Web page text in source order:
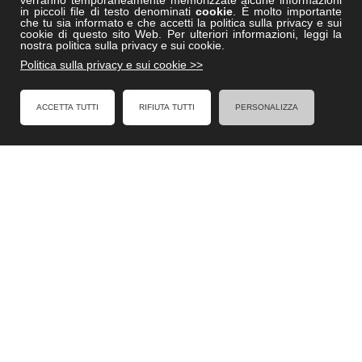
Vitruviocenter.it
Villedisicilia.it
FACEBOOK
Formel - Al Servizio degli Enti Locali
Cookies Policy
in piccoli file di testo denominaticookie . È molto importante
che tu sia informato e che accetti la politica sulla privacy e sui
cookie di questo sito Web. Per ulteriori informazioni, leggi la
nostra politica sulla privacy e sui cookie.
Politica sulla privacy e sui cookie >>
ACCETTA TUTTI RIFIUTA TUTTI PERSONALIZZA